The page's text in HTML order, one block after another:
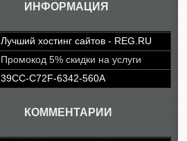
ИНФОРМАЦИЯ
Лучший хостинг сайтов - REG.RU
Промокод 5% скидки на услуги
39CC-C72F-6342-560A
КОММЕНТАРИИ